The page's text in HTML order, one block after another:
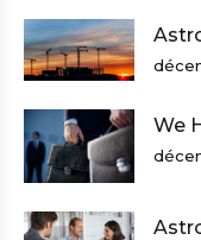
We